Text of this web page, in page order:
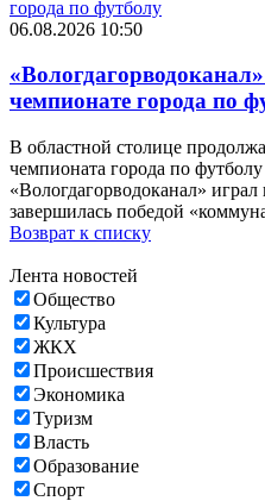
06.08.2026 10:50
чемпионате города по
В областной столице
чемпионата города по
«Вологдагорводоканал»
завершилась победой
Возврат к списку
Лента новостей
Общество
Культура
ЖКХ
Происшествия
Экономика
Туризм
Власть
Образование
Спорт